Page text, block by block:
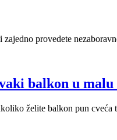
provedete
balkon u
želite balkon pun